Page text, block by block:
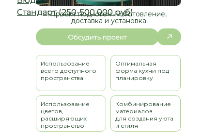
Проект под ключ - изготовление,
доставка и установка
Комбинирование
материалов
для создания уюта
и стиля
Использование
цветов,
расширяющих
пространство
Оптимальная
форма кухни под
планировку
Использование
всего доступного
пространства